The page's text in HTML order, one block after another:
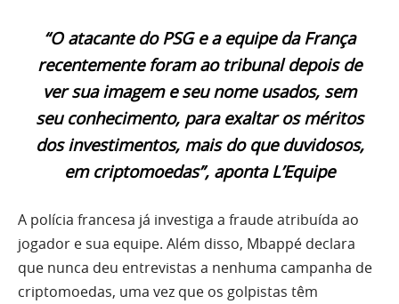
“O atacante do PSG e a equipe da França
recentemente foram ao tribunal depois de
ver sua imagem e seu nome usados, sem
seu conhecimento, para exaltar os méritos
dos investimentos, mais do que duvidosos,
em criptomoedas”, aponta L’Equipe
A polícia francesa já investiga a fraude atribuída ao
jogador e sua equipe. Além disso, Mbappé declara
que nunca deu entrevistas a nenhuma campanha de
criptomoedas, uma vez que os golpistas têm